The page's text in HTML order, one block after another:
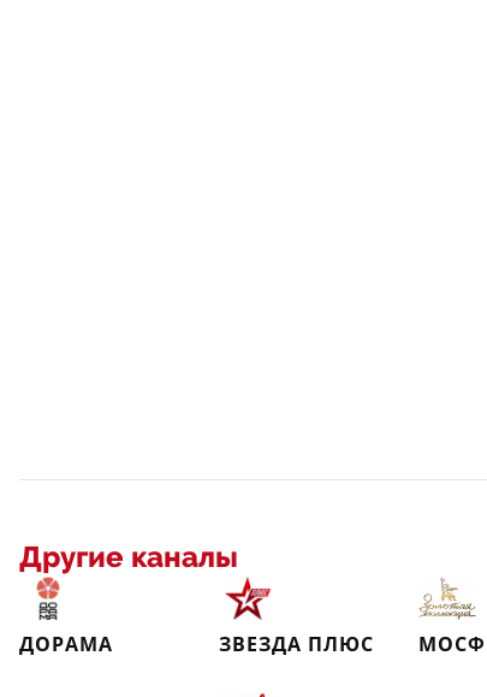
Другие каналы
ДОРАМА ЗВЕЗДА ПЛЮС